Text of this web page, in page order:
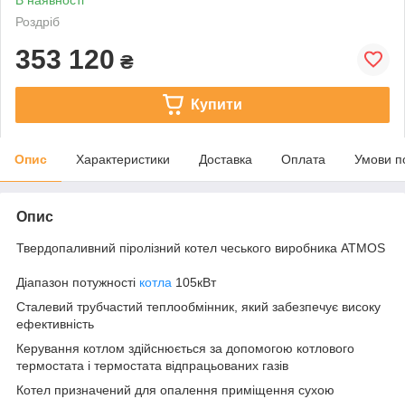
Роздріб
353 120 ₴
Купити
Опис Характеристики Доставка Оплата Умови
Опис
Твердопаливний піролізний котел чеського виробника ATMOS
Діапазон потужності котла 105кВт
Сталевий трубчастий теплообмінник, який забезпечує високу
ефективність
Керування котлом здійснюється за допомогою котлового
термостата і термостата відпрацьованих газів
Котел призначений для опалення приміщення сухою